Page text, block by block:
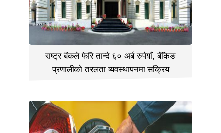
राष्ट्र बैंकले फेरि तान्दै ६० अर्ब रुपैयाँ, बैंकिङ
प्रणालीको तरलता व्यवस्थापनमा सक्रिय